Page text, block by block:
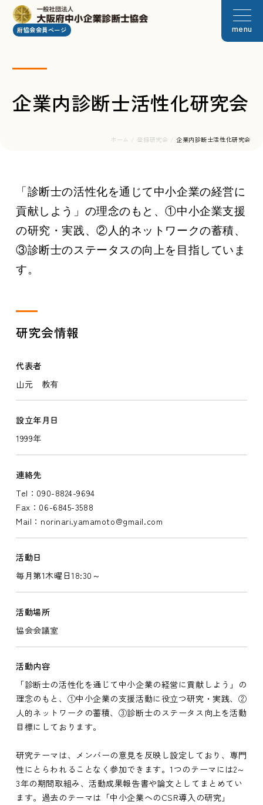
府協会会員ページ menu
企業内診断士活性化研究会
ホーム 登録研究会 企業内診断士活性化研究会
「診断士の活性化を通じて中小企業の経営に
貢献しよう」の理念のもと、①中小企業支援
の研究・実践、②人的ネットワークの蓄積、
③診断士のステータスの向上を目指していま
す。
研究会情報
代表者
山元 教有
設立年月日
1999年
連絡先
Tel：090-8824-9694
Fax：06-6845-3588
Mail：norinari.yamamoto@gmail.com
活動日
毎月第1木曜日18:30～
活動場所
協会会議室
活動内容
「診断士の活性化を通じて中小企業の経営に貢献しよう」の
理念のもと、①中小企業の支援活動に役立つ研究・実践、②
人的ネットワークの蓄積、③診断士のステータス向上を活動
目標にしております。
研究テーマは、メンバーの意見を反映し設定しており、専門
性にとらわれることなく参加できます。1つのテーマには2～
3年の期間取組み、活動成果報告書や論文としてまとめてい
ます。過去のテーマは「中小企業へのCSR導入の研究」